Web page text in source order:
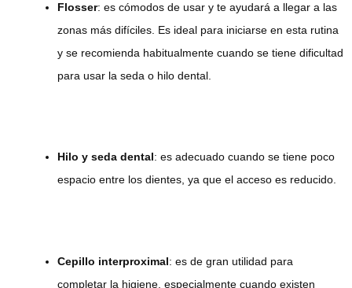
Flosser: es cómodos de usar y te ayudará a llegar a las
zonas más difíciles. Es ideal para iniciarse en esta rutina
y se recomienda habitualmente cuando se tiene dificultad
para usar la seda o hilo dental.
Hilo y seda dental: es adecuado cuando se tiene poco
espacio entre los dientes, ya que el acceso es reducido.
Cepillo interproximal: es de gran utilidad para
completar la higiene, especialmente cuando existen